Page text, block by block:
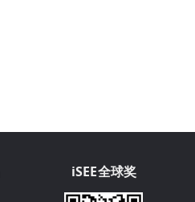
iSEE全球奖